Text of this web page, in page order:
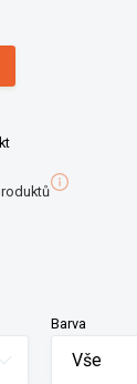
Barva
Vše